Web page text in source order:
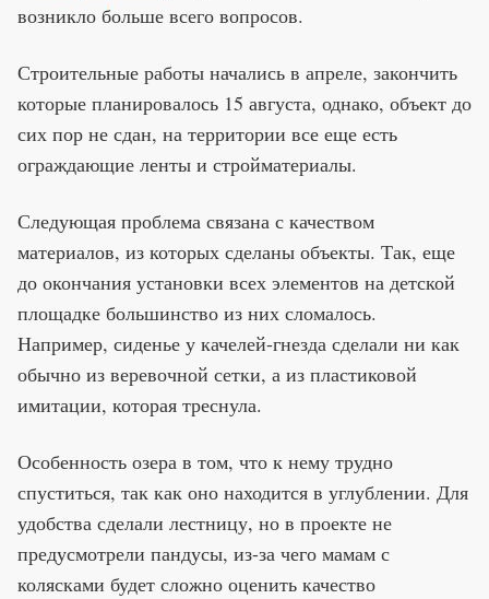
возникло больше всего вопросов.
Строительные работы начались в апреле, закончить
которые планировалось 15 августа, однако, объект до
сих пор не сдан, на территории все еще есть
ограждающие ленты и стройматериалы.
Следующая проблема связана с качеством
материалов, из которых сделаны объекты. Так, еще
до окончания установки всех элементов на детской
площадке большинство из них сломалось.
Например, сиденье у качелей-гнезда сделали ни как
обычно из веревочной сетки, а из пластиковой
имитации, которая треснула.
Особенность озера в том, что к нему трудно
спуститься, так как оно находится в углублении. Для
удобства сделали лестницу, но в проекте не
предусмотрели пандусы, из-за чего мамам с
колясками будет сложно оценить качество